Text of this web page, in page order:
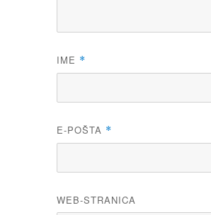
IME *
E-POŠTA *
WEB-STRANICA